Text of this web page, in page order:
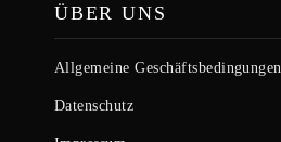
ÜBER UNS
Allgemeine Geschäftsbedingungen
Datenschutz